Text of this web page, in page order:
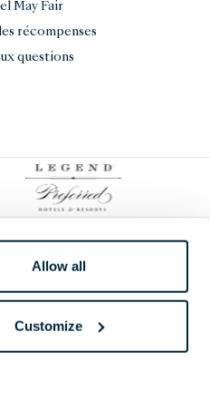
Allow all
Customize
May Fair
récompenses
questions